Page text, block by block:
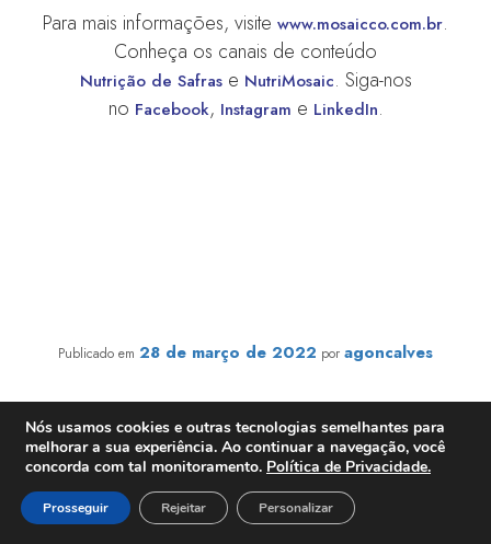
Para mais informações, visite www.mosaicco.com.br.
Conheça os canais de conteúdo
Nutrição de Safrase NutriMosaic. Siga-nos
no Facebook, Instagram e LinkedIn.
Publicado em 28 de março de 2022 por agoncalves
O Instituto Mosaic selecionará 15 ações
desenvolvidas por organizações da sociedade civil
e instituições de ensino superior para receber
investimentos de até R$ 45 mil
Nós usamos cookies e outras tecnologias semelhantes para
melhorar a sua experiência. Ao continuar a navegação, você
concorda com tal monitoramento. Política de Privacidade.
Prosseguir Rejeitar Personalizar